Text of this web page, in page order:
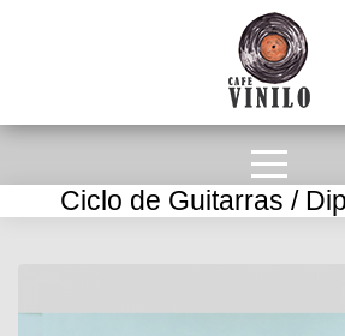
Ciclo de Guitarras /